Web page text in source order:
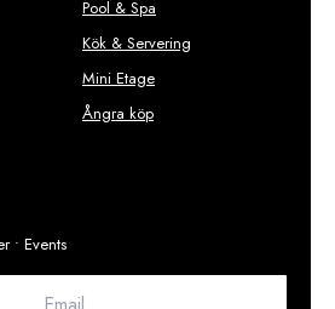
Pool & Spa
Kök & Servering
Mini Etage
Ångra köp
• Events